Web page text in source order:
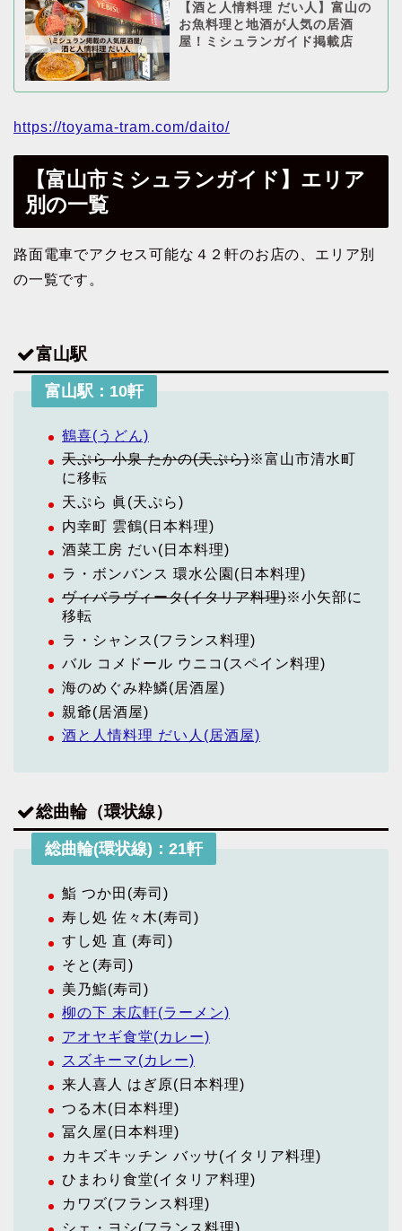
【酒と人情料理 だい人】富山の
お魚料理と地酒が人気の居酒
屋！ミシュランガイド掲載店
https://toyama-tram.com/daito/
【富山市ミシュランガイド】エリア
別の一覧
路面電車でアクセス可能な４２軒のお店の、エリア別
の一覧です。
富山駅
富山駅：10軒
鶴喜(うどん)
天ぷら 小泉 たかの(天ぷら)※富山市清水町
に移転
天ぷら 眞(天ぷら)
内幸町 雲鶴(日本料理)
酒菜工房 だい(日本料理)
ラ・ボンバンス 環水公園(日本料理)
ヴィバラヴィータ(イタリア料理)※小矢部に
移転
ラ・シャンス(フランス料理)
バル コメドール ウニコ(スペイン料理)
海のめぐみ粋鱗(居酒屋)
親爺(居酒屋)
酒と人情料理 だい人(居酒屋)
総曲輪（環状線）
総曲輪(環状線)：21軒
鮨 つか田(寿司)
寿し処 佐々木(寿司)
すし処 直 (寿司)
そと(寿司)
美乃鮨(寿司)
柳の下 末広軒(ラーメン)
アオヤギ食堂(カレー)
スズキーマ(カレー)
来人喜人 はぎ原(日本料理)
つる木(日本料理)
冨久屋(日本料理)
カキズキッチン バッサ(イタリア料理)
ひまわり食堂(イタリア料理)
カワズ(フランス料理)
シェ・ヨシ(フランス料理)